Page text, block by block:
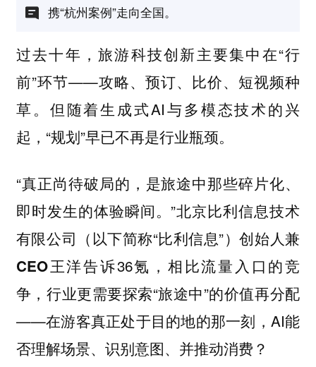
携“杭州案例”走向全国。
过去十年，旅游科技创新主要集中在“行
前”环节——攻略、预订、比价、短视频种
草。但随着生成式AI与多模态技术的兴
起，“规划”早已不再是行业瓶颈。
“真正尚待破局的，是旅途中那些碎片化、
即时发生的体验瞬间。”北京比利信息技术
有限公司 （以下简称“比利信息”）创始人兼
CEO王洋告诉36氪，相比流量入口的竞
争，行业更需要探索“旅途中”的价值再分配
——在游客真正处于目的地的那一刻，AI能
否理解场景、识别意图、并推动消费？